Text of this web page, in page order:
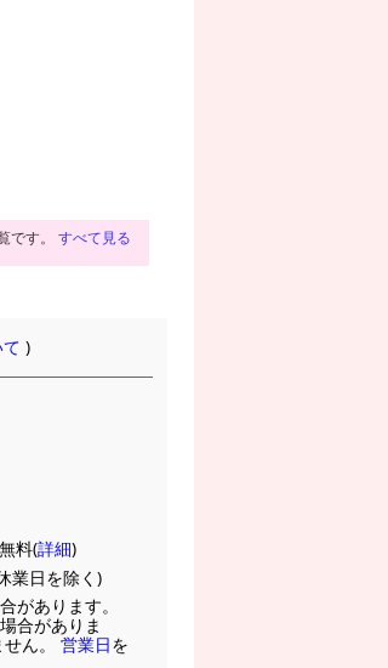
です。 すべて見る
)
料(詳細)
業日を除く)
があります。
合がありま
ん。 営業日を